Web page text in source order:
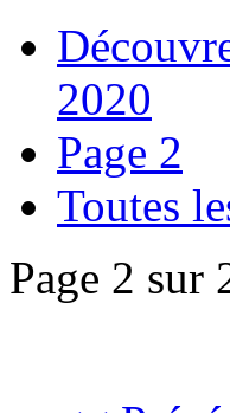
2020
Page 2
Toutes
Page 2 sur